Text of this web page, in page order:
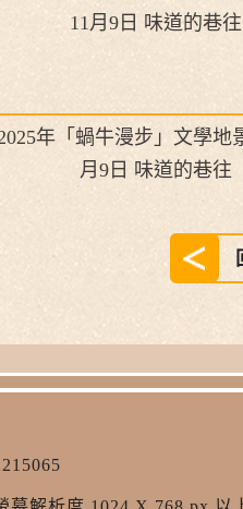
年「蝸牛漫步」文學地
月9日 味道的巷往